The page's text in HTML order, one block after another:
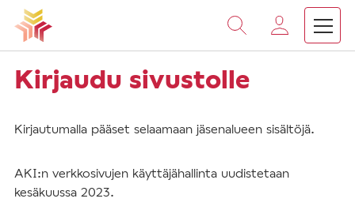
Vieritä
sisältöön
Kirjaudu sivustolle
Kirjautumalla pääset selaamaan jäsenalueen sisältöjä.
AKI:n verkkosivujen käyttäjähallinta uudistetaan
kesäkuussa 2023.